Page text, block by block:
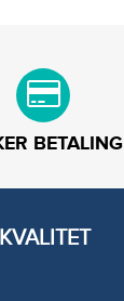
BETALING